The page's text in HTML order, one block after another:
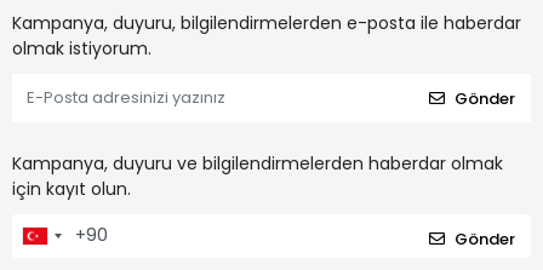
Kampanya, duyuru, bilgilendirmelerden e-posta ile haberdar
olmak istiyorum.
Gönder
Kampanya, duyuru ve bilgilendirmelerden haberdar olmak
için kayıt olun.
Gönder